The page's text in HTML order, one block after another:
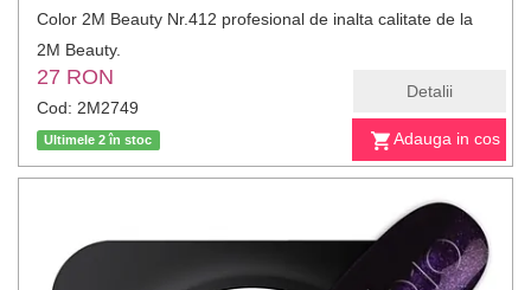
Adauga in cos
Detalii
Color 2M Beauty Nr.412 profesional de inalta calitate de la
2M Beauty.
27 RON
Cod: 2M2749
Ultimele 2 în stoc